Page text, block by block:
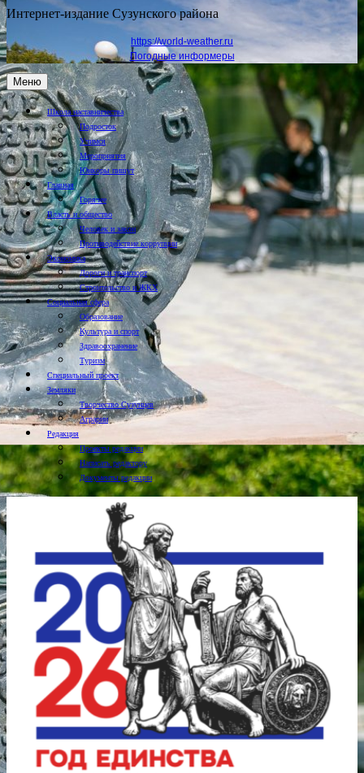
Интернет-издание Сузунского района
https://world-weather.ru
Погодные информеры
Меню
Школа наставничества
Подросток
Учимся
Мероприятия
Юнкоры пишут
Главная
Горячее
Власть и общество
Человек и закон
Противодействие коррупции
Экономика
Дороги и транспорт
Строительство и ЖКХ
Социальная сфера
Образование
Культура и спорт
Здравоохранение
Туризм
Специальный проект
Земляки
Творчество Сузунцев
Аграрии
Редакция
Проекты редакции
Написать редактору
Документы редакции